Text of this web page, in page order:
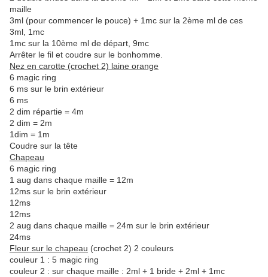
maille
3ml (pour commencer le pouce) + 1mc sur la 2ème ml de ces
3ml, 1mc
1mc sur la 10ème ml de départ, 9mc
Arrêter le fil et coudre sur le bonhomme.
Nez en carotte (crochet 2) laine orange
6 magic ring
6 ms sur le brin extérieur
6 ms
2 dim répartie = 4m
2 dim = 2m
1dim = 1m
Coudre sur la tête
Chapeau
6 magic ring
1 aug dans chaque maille = 12m
12ms sur le brin extérieur
12ms
12ms
2 aug dans chaque maille = 24m sur le brin extérieur
24ms
Fleur sur le chapeau (crochet 2) 2 couleurs
couleur 1 : 5 magic ring
couleur 2 : sur chaque maille : 2ml + 1 bride + 2ml + 1mc